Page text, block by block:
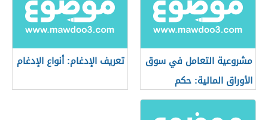
مشروعية التعامل في سوق
الأوراق المالية: حكم
التعامل في البورصة
تعريف الإدغام: أنواع الإدغام